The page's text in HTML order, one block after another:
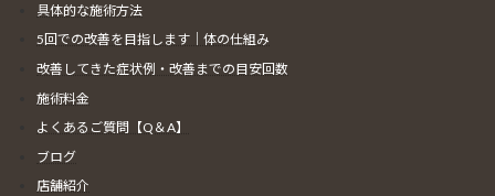
具体的な施術方法
5回での改善を目指します｜体の仕組み
改善してきた症状例・改善までの目安回数
施術料金
よくあるご質問【Q＆A】
ブログ
店舗紹介